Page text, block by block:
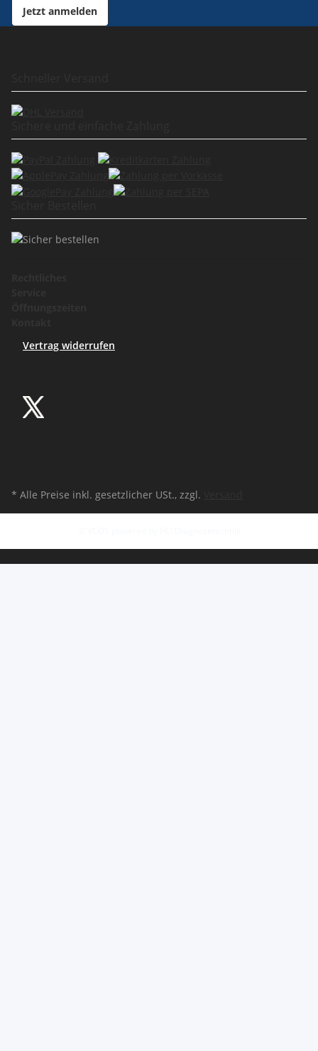
Jetzt anmelden
Vertrag widerrufen
* Alle Preise inkl. gesetzlicher USt., zzgl.